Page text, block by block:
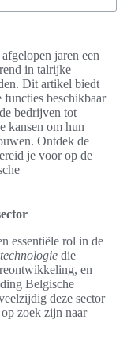
jaren een
in talrijke
Dit artikel biedt
beschikbaar
bedrijven tot
kansen om hun
Ontdek de
je voor op de
essentiële rol in de
die
en
Belgische
deze sector
zoek zijn naar